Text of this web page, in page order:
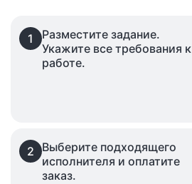
1
Разместите задание.
Укажите все требования к
работе.
2
Выберите подходящего
исполнителя и оплатите
заказ.